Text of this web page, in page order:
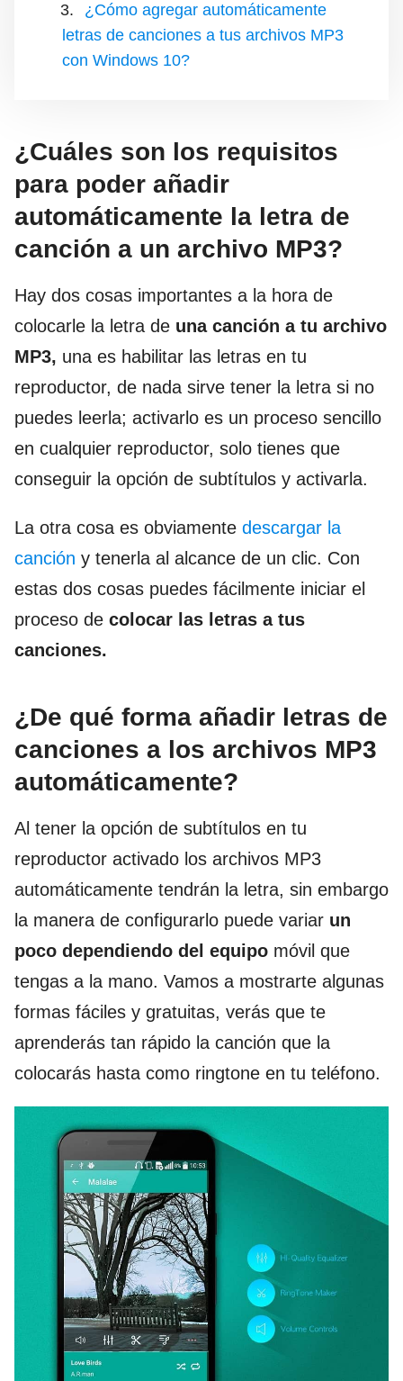
¿Cómo agregar automáticamente
letras de canciones a tus archivos MP3
con Windows 10?
¿Cuáles son los requisitos
para poder añadir
automáticamente la letra de
canción a un archivo MP3?
Hay dos cosas importantes a la hora de
colocarle la letra de una canción a tu archivo
MP3, una es habilitar las letras en tu
reproductor, de nada sirve tener la letra si no
puedes leerla; activarlo es un proceso sencillo
en cualquier reproductor, solo tienes que
conseguir la opción de subtítulos y activarla.
La otra cosa es obviamente descargar la
canción y tenerla al alcance de un clic. Con
estas dos cosas puedes fácilmente iniciar el
proceso de colocar las letras a tus
canciones.
¿De qué forma añadir letras de
canciones a los archivos MP3
automáticamente?
Al tener la opción de subtítulos en tu
reproductor activado los archivos MP3
automáticamente tendrán la letra, sin embargo
la manera de configurarlo puede variar un
poco dependiendo del equipo móvil que
tengas a la mano. Vamos a mostrarte algunas
formas fáciles y gratuitas, verás que te
aprenderás tan rápido la canción que la
colocarás hasta como ringtone en tu teléfono.